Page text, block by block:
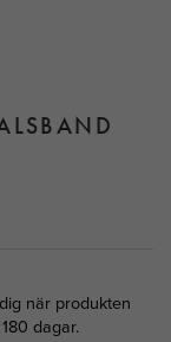
när produkten
dagar.